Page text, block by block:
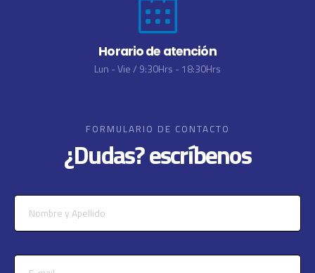
Horario de atención
Lun - Vie / 9:30Hrs - 18:30Hrs
FORMULARIO DE CONTACTO
¿Dudas? escríbenos